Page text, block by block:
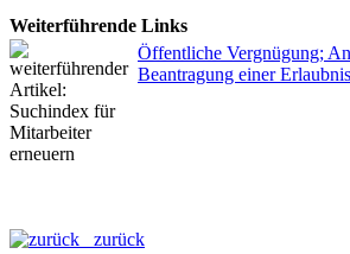
Weiterführende Links
Öffentliche Vergnügung;
Beantragung einer Erlaubnis
zurück